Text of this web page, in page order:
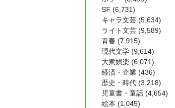
SF (6,731)
キャラ文芸 (5,634)
ライト文芸 (9,589)
青春 (7,915)
現代文学 (9,614)
大衆娯楽 (6,071)
経済・企業 (436)
歴史・時代 (3,218)
児童書・童話 (4,654)
絵本 (1,045)